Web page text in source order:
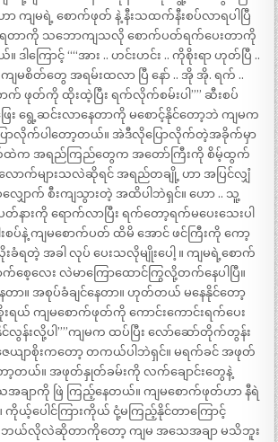
ဟာ ကျမရဲ့ စောက်ဖုတ် နဲ့ နီးသထက်နီးစပ်လာရပါပြီ
ရတာကို သဘောကျသလို စောက်ပတ်ရက်ပေးတာကို
ါကြောင့် ““အား .. ဟင်းဟင်း .. ကိုစိုးရာ ဟုတ်ပြီ ..
ကျမစိတ်တွေ အရမ်းထလာ ပြီ နော် .. အို အို. ရက် ..
ာက် ဖုတ်ကို ထိုးထဲ့ပြီး ရက်လိုက်စမ်းပါ”” ဆီးစပ်
ေး ရွေ့ဆင်းလာနေတာကို မစောင့်နိုင်တော့ဘဲ ကျမက
ြောလိုက်ပါတော့တယ်။ အဲဒီလိုပြောလိုက်တဲ့အခိုက်မှာ
ထဲက အရည်ကြည်တွေက အတော်ကြီးကို စိမ့်ထွက်
ာက်များသလဲဆိုရင် အရည်တချို့ ဟာ အပြင်လျှံ
လျှောက် စီးကျသွားတဲ့ အထိပါဘဲရှင်။ ဟော .. သူ့
တ်နားကို ရောက်လာပြီး ရက်တော့ရက်မပေးသေးပါ
းစပ်နဲ့ ကျမစောက်ပတ် ထိမိ အောင် ဖင်ကြီးကို ကော့
ရတဲ့ အခါ လုပ် ပေးသလိုမျိုးပေါ့ ။ ကျမရဲ့စောက်
ာက်စေ့လေး လဲမာကြောထောင်ကြွလို့တက်နေပါပြီ။
ေတာ။ အစုပ်ခံချင်နေတာ။ ဟုတ်တယ် မနေနိုင်တော့
းရယ် ကျမစောက်ဖုတ်ကို ကောင်းကောင်းရက်ပေး
နိုင်လွန်းလို့ပါ””ကျမက ထပ်ပြီး လော်ဆော်တိုက်တွန်း
ေယျာစိုးကတော့ တကယ်ပါဘဲရှင်။ မရက်ခင် အဖုတ်
ာ့တယ်။ အဖုတ်နှုတ်ခမ်းကို လက်ချောင်းတွေနဲ့
အချာကို ဖြဲ ကြည့်နေတယ်။ ကျမစောက်ဖုတ်ဟာ နီရဲ
..။ ကိုယ့်ပေါင်ကြားကိုယ် ငုံ့မကြည့်နိုင်တာကြောင့်
ယ်လိုလဲဆိုတာကိုတော့ ကျမ အသေအချာ မသိဘူး